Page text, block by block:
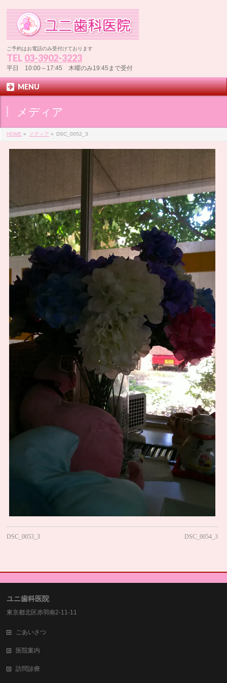
ご予約はお電話のみ受付けております
TEL 03-3902-3223
平日 10:00～17:45 木曜のみ19:45まで受付
MENU
メディア
HOME » メディア » DSC_0052_3
DSC_0053_3 DSC_0054_3
ユニ歯科医院
東京都北区赤羽南2-11-11
ごあいさつ
医院案内
訪問診療